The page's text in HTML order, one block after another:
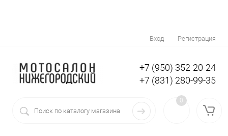
Вход Регистрация
+7 (950) 352-20-24
+7 (831) 280-99-35
0